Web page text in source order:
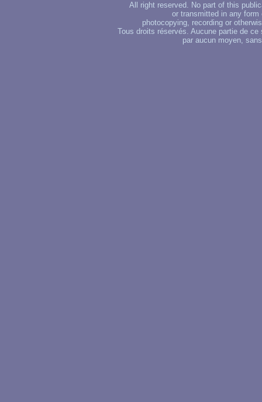
All right reserved. No part of this
or transmitted in any
photocopying, recording or
Tous droits réservés. Aucune partie de
par aucun moyen,